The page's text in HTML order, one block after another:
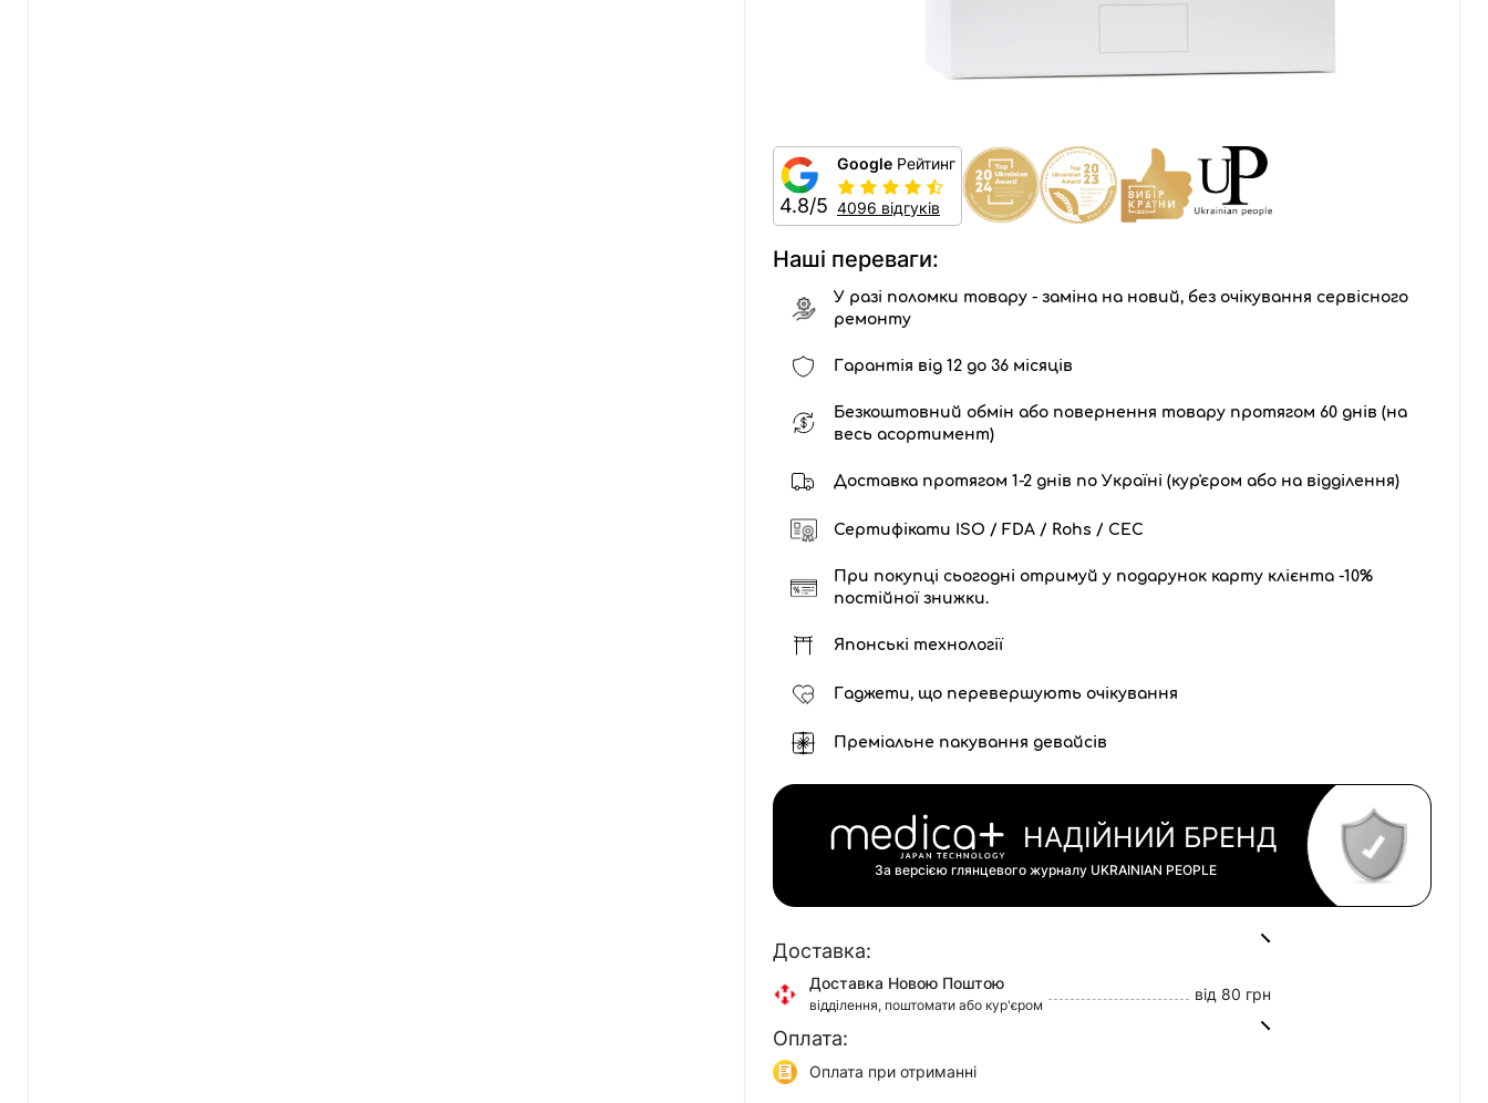
4.8/5
Google Рейтинг
4096 відгуків
Наші переваги:
У разі поломки товару - заміна на новий, без очікування сервісного
ремонту
Гарантія від 12 до 36 місяців
Безкоштовний обмін або повернення товару протягом 60 днів (на
весь асортимент)
Доставка протягом 1-2 днів по Україні (кур'єром або на відділення)
Сертифікати ISO / FDA / Rohs / CEC
При покупці сьогодні отримуй у подарунок карту клієнта -10%
постійної знижки.
Японські технології
Гаджети, що перевершують очікування
Преміальне пакування девайсів
НАДІЙНИЙ БРЕНД
За версією глянцевого журналу UKRAINIAN PEOPLE
Доставка:
Доставка Новою Поштою
відділення, поштомати або кур'єром
від 80 грн
Доставка Укр Поштою
Оплата:
Оплата при отриманні